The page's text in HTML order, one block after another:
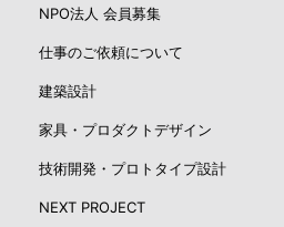
NPO法人 会員募集
仕事のご依頼について
建築設計
家具・プロダクトデザイン
技術開発・プロトタイプ設計
NEXT PROJECT